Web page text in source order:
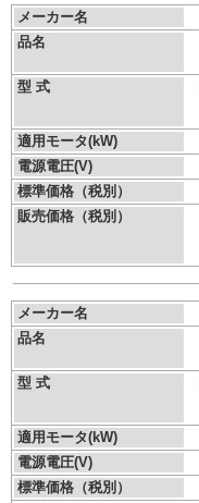
メーカー名
品名
型 式
適用モータ(kW)
電源電圧(V)
標準価格（税別）
販売価格（税別）
メーカー名
品名
型 式
適用モータ(kW)
電源電圧(V)
標準価格（税別）